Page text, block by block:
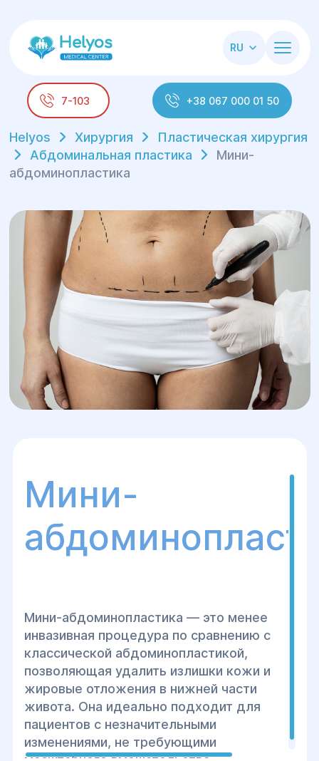
RU
7-103 +38 067 000 01 50
Helyos Хирургия
Пластическая хирургия
Абдоминальная пластика
Мини-
абдоминопластика
Мини-
Мини-абдоминопластика — это менее
инвазивная процедура по сравнению с
классической абдоминопластикой,
позволяющая удалить излишки кожи и
жировые отложения в нижней части
живота. Она идеально подходит для
пациентов с незначительными
изменениями, не требующими